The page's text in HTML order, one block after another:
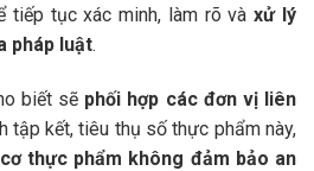
tiếp tục xác minh, làm rõ vàxử lý
pháp luật.
biết sẽ phối hợp các đơn vị liên
tập kết, tiêu thụ số thực phẩm này,
thực phẩm không đảm bảo an